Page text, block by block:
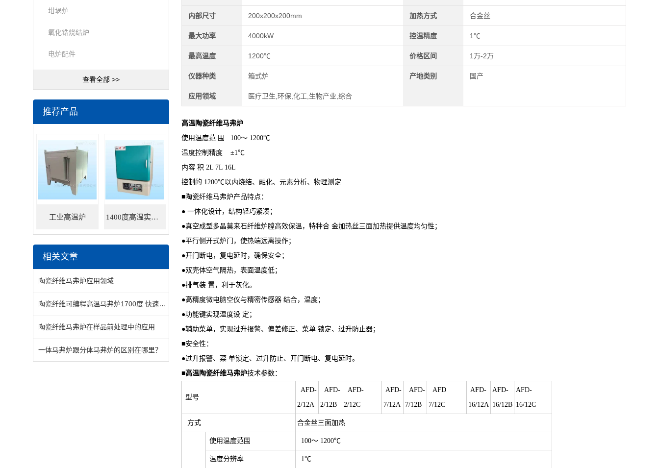
内部尺寸 200x200x200mm 加热方式 合金丝
最大功率 4000kW 控温精度 1℃
最高温度 1200℃ 价格区间 1万-2万
仪器种类 箱式炉 产地类别 国产
应用领域 医疗卫生,环保,化工,生物产业,综合
高温陶瓷纤维马弗炉
使用温度范 围 100～ 1200℃
温度控制精度 ±1℃
内容 积 2L 7L 16L
控制的 1200℃以内烧结、融化、元素分析、物理测定
■陶瓷纤维马弗炉产品特点：
● 一体化设计，结构轻巧紧凑；
●真空成型多晶莫来石纤维炉膛高效保温，特种合 金加热丝三面加热提供温度均匀性；
●平行侧开式炉门，使热端远离操作；
●开门断电，复电延时，确保安全；
●双壳体空气隔热，表面温度低；
●排气装 置，利于灰化。
●高精度微电脑空仪与精密传感器 结合，温度；
●功能键实现温度设 定；
●辅助菜单，实现过升报警、偏差修正、菜单 锁定、过升防止器；
■安全性：
●过升报警、菜 单锁定、过升防止、开门断电、复电延时。
■高温陶瓷纤维马弗炉技术参数：
型号
AFD-
2/12A
AFD-
2/12B
AFD-
2/12C
AFD-
7/12A
AFD-
7/12B
AFD
7/12C
AFD-
16/12A
AFD-
16/12B
AFD-
16/12C
方式 合金丝三面加热
使用温度范围 100～ 1200℃
温度分辨率 1℃
坩埚炉
氧化锆烧结炉
电炉配件
查看全部 >>
推荐产品
工业高温炉 1400度高温实验炉
相关文章
陶瓷纤维马弗炉应用领域
陶瓷纤维可编程高温马弗炉1700度 快速烧结
陶瓷纤维马弗炉在样品前处理中的应用
一体马弗炉跟分体马弗炉的区别在哪里？